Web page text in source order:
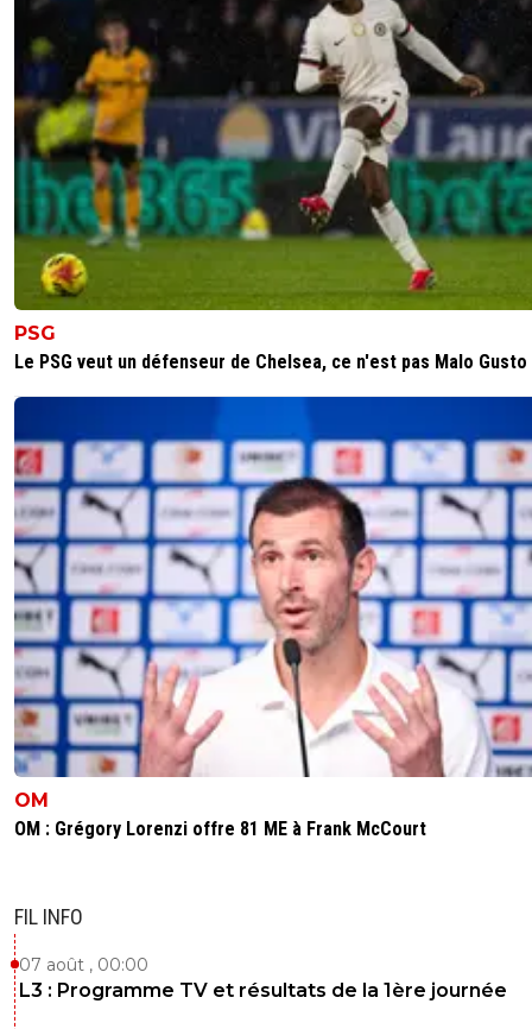
PSG
Le PSG veut un défenseur de Chelsea, ce n'est pas Malo Gusto
OM
OM : Grégory Lorenzi offre 81 ME à Frank McCourt
FIL INFO
07 août , 00:00
L3 : Programme TV et résultats de la 1ère journée